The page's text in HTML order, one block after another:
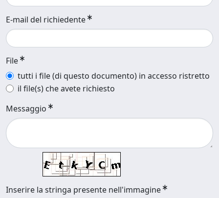
E-mail del richiedente
File
tutti i file (di questo documento) in accesso ristretto
il file(s) che avete richiesto
Messaggio
Inserire la stringa presente nell'immagine